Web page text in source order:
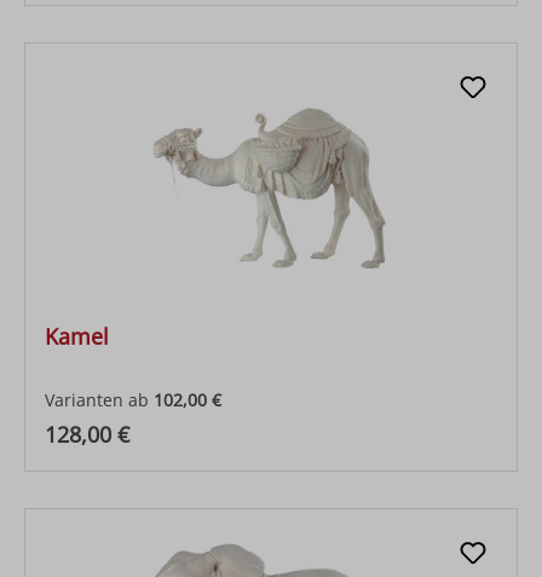
Kamel
Varianten ab 102,00 €
Regulärer Preis:
128,00 €